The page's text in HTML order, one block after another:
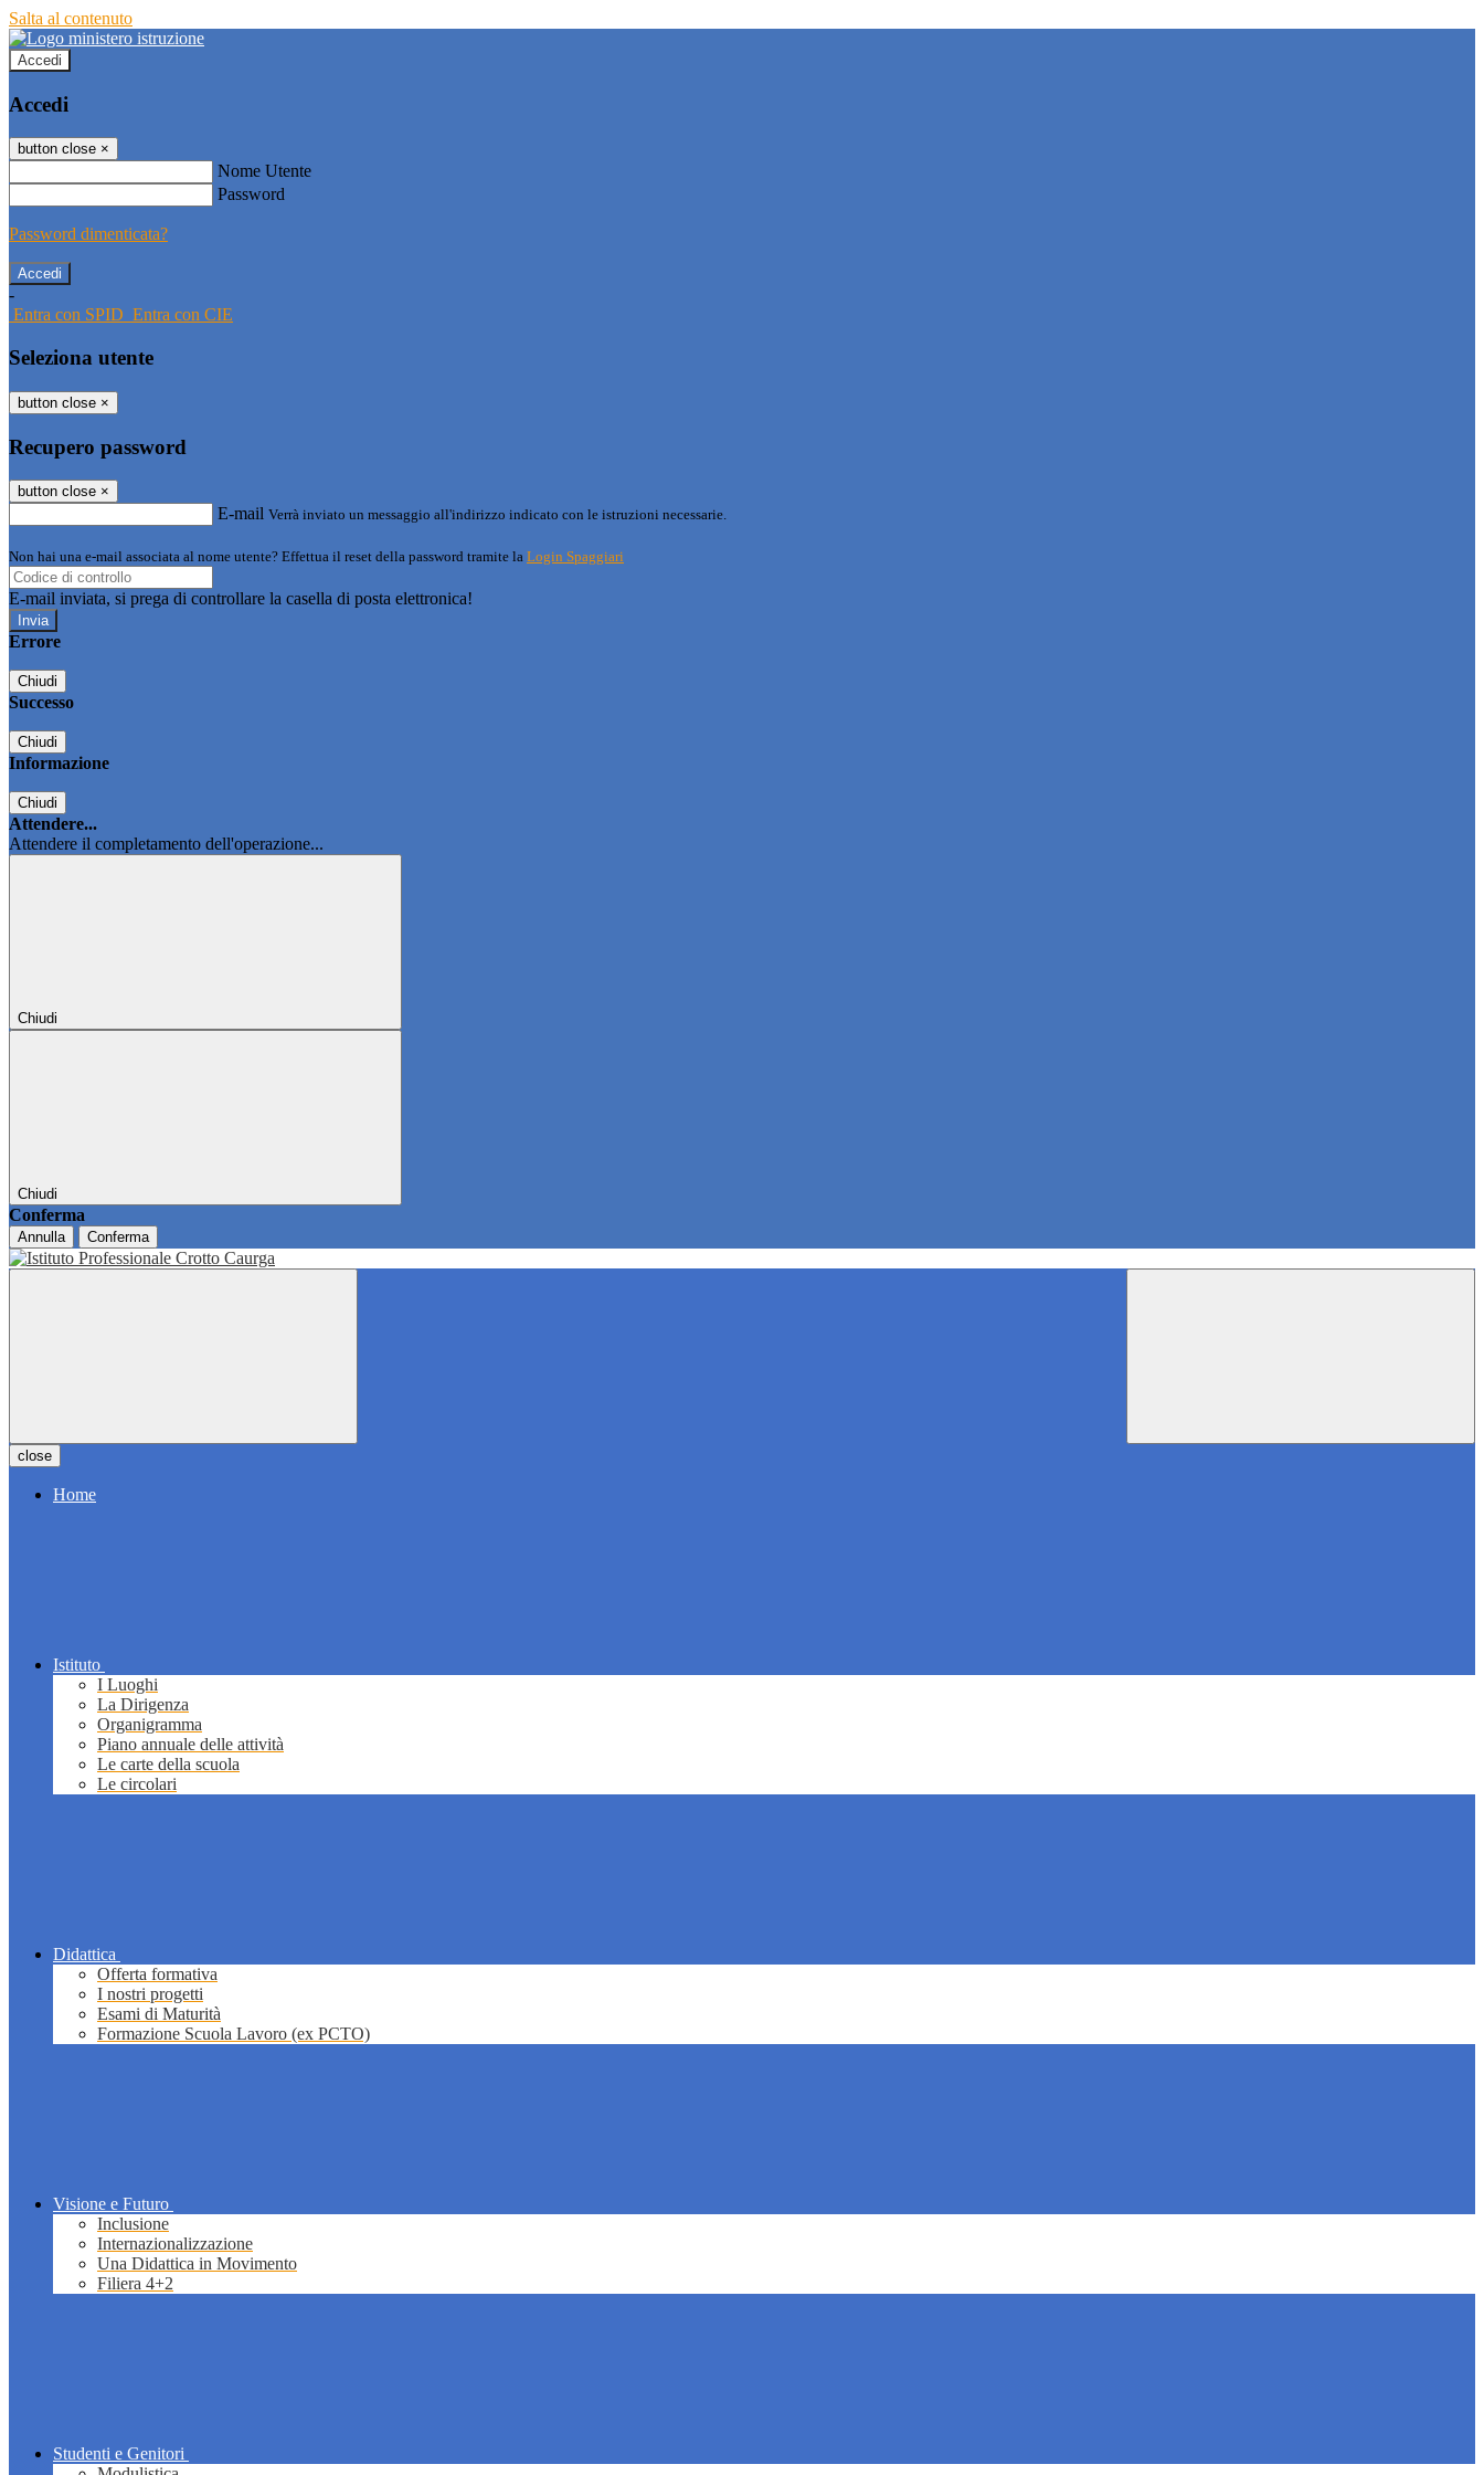
Salta al contenuto
Accedi
Accedi
button close ×
Nome Utente
Password
Password dimenticata?
-
Entra con SPID Entra con CIE
Seleziona utente
button close ×
Recupero password
button close ×
E-mail Verrà inviato un messaggio all'indirizzo indicato con le istruzioni necessarie.
Non hai una e-mail associata al nome utente? Effettua il reset della password tramite la Login Spaggiari
E-mail inviata, si prega di controllare la casella di posta elettronica!
Errore
Chiudi
Successo
Chiudi
Informazione
Chiudi
Attendere...
Attendere il completamento dell'operazione...
Chiudi
Chiudi
Conferma
Annulla Conferma
close
Home
Istituto
I Luoghi
La Dirigenza
Organigramma
Piano annuale delle attività
Le carte della scuola
Le circolari
Didattica
Offerta formativa
I nostri progetti
Esami di Maturità
Formazione Scuola Lavoro (ex PCTO)
Visione e Futuro
Inclusione
Internazionalizzazione
Una Didattica in Movimento
Filiera 4+2
Studenti e Genitori